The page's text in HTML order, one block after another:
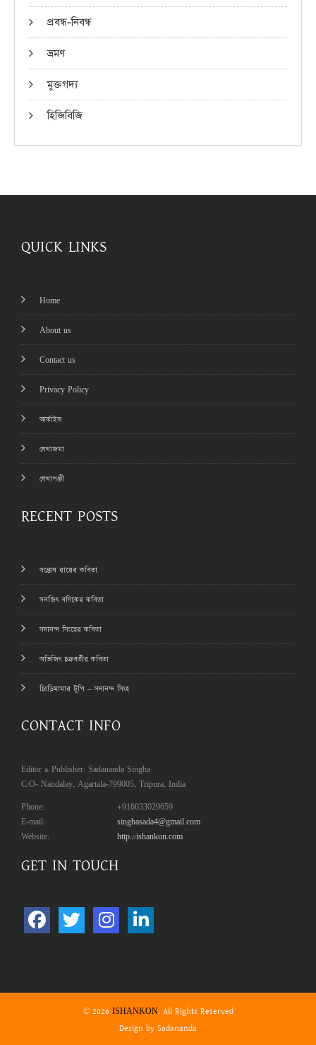
প্রবন্ধ-নিবন্ধ
ভ্রমণ
মুক্তগদ্য
হিজিবিজি
QUICK LINKS
Home
About us
Contact us
Privacy Policy
আর্কাইভ
লেখাজমা
লেখাপঞ্জী
RECENT POSTS
সন্তোষ রায়ের কবিতা
সনজিৎ বণিকের কবিতা
সদানন্দ সিংহের কবিতা
অভিজিৎ চক্রবর্তীর কবিতা
চিংড়িমামার টুপি – সদানন্দ সিংহ
CONTACT INFO
Editor & Publisher: Sadananda Singha
C/O- Nandalay, Agartala-799005, Tripura, India
Phone:
+916033029659
E-mail:
singhasada4@gmail.com
Website:
http://ishankon.com
GET IN TOUCH
© 2026 ISHANKON. All Rights Reserved
Design by Sadananda